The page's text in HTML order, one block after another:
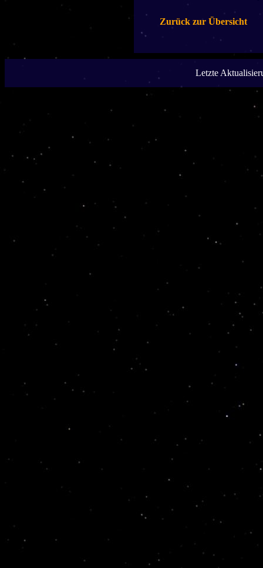
Zurück zur Übersicht
Letzte